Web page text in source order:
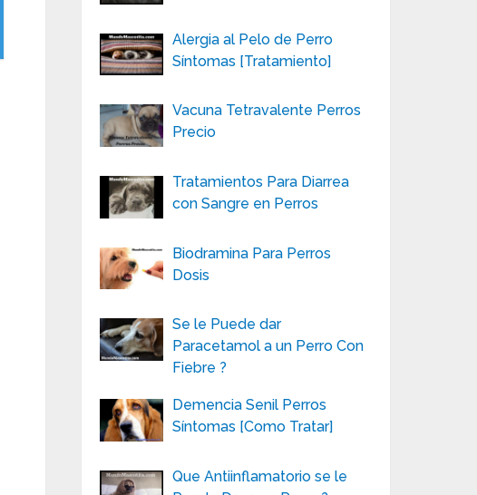
Alergia al Pelo de Perro
Síntomas [Tratamiento]
Vacuna Tetravalente Perros
Precio
Tratamientos Para Diarrea
con Sangre en Perros
Biodramina Para Perros
Dosis
Se le Puede dar
Paracetamol a un Perro Con
Fiebre ?
Demencia Senil Perros
Síntomas [Como Tratar]
Que Antiinflamatorio se le